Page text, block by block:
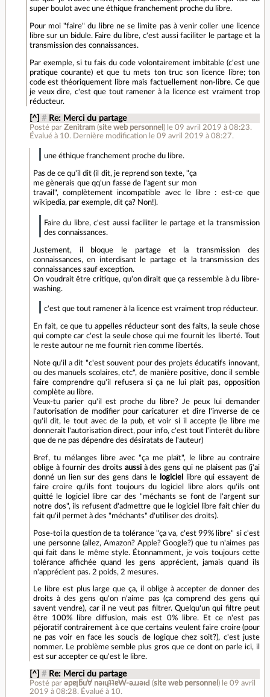
super boulot avec une éthique franchement proche du libre.
Pour moi "faire" du libre ne se limite pas à venir coller une licence
libre sur un bidule. Faire du libre, c'est aussi faciliter le partage et la
transmission des connaissances.
Par exemple, si tu fais du code volontairement imbitable (c'est une
pratique courante) et que tu mets ton truc son licence libre; ton
code est théoriquement libre mais factuellement non-libre. Ce que
je veux dire, c'est que tout ramener à la licence est vraiment trop
réducteur.
[^] # Re: Merci du partage
Posté par Zenitram(site web personnel ) le 09 avril 2019 à 08:23.
Évalué à 10. Dernière modification le 09 avril 2019 à 08:27.
une éthique franchement proche du libre.
Pas de ce qu'il dit (il dit, je reprend son texte, "ça
me gènerais que qq'un fasse de l'agent sur mon
travail", complètement incompatible avec le libre : est-ce que
wikipedia, par exemple, dit ça? Non!).
Faire du libre, c'est aussi faciliter le partage et la transmission
des connaissances.
Justement, il bloque le partage et la transmission des
connaissances, en interdisant le partage et la transmission des
connaissances sauf exception.
On voudrait être critique, qu'on dirait que ça ressemble à du libre-
washing.
c'est que tout ramener à la licence est vraiment trop réducteur.
En fait, ce que tu appelles réducteur sont des faits, la seule chose
qui compte car c'est la seule chose qui me fournit les liberté. Tout
le reste autour ne me fournit rien comme libertés.
Note qu'il a dit "c'est souvent pour des projets éducatifs innovant,
ou des manuels scolaires, etc", de manière positive, donc il semble
faire comprendre qu'il refusera si ça ne lui plait pas, opposition
complète au libre.
Veux-tu parier qu'il est proche du libre? Je peux lui demander
l'autorisation de modifier pour caricaturer et dire l'inverse de ce
qu'il dit, le tout avec de la pub, et voir si il accepte (le libre me
donnerait l'autorisation direct, pour info, c'est tout l'interêt du libre
que de ne pas dépendre des désiratats de l'auteur)
Bref, tu mélanges libre avec "ça me plaît", le libre au contraire
oblige à fournir des droits aussià des gens qui ne plaisent pas (j'ai
donné un lien sur des gens dans le
logiciel
libre qui essayent de
faire croire qu'ils font toujours du logiciel libre alors qu'ils ont
quitté le logiciel libre car des "méchants se font de l'argent sur
notre dos", ils refusent d'admettre que le logiciel libre fait chier du
fait qu'il permet à des "méchants" d'utiliser des droits).
Pose-toi la question de ta tolérance "ça va, c'est 99% libre" si c'est
une personne (allez, Amazon? Apple? Google?) que tu n'aimes pas
qui fait dans le même style. Étonnamment, je vois toujours cette
tolérance affichée quand les gens apprécient, jamais quand ils
n'apprécient pas. 2 poids, 2 mesures.
Le libre est plus large que ça, il oblige à accepter de donner des
droits à des gens qu'on n'aime pas (ça comprend des gens qui
savent vendre), car il ne veut pas filtrer. Quelqu'un qui filtre peut
être 100% libre diffusion, mais est 0% libre. Et ce n'est pas
péjoratif contrairement à ce que certains veulent faire croire (pour
ne pas voir en face les soucis de logique chez soit?), c'est juste
nommer. Le problème semble plus gros que ce dont on parle ici, il
est sur accepter ce qu'est le libre.
[^] # Re: Merci du partage
Posté par ǝpɐןƃu∀ nǝıɥʇʇɐW-ǝɹɹǝıԀ (site web personnel ) le 09 avril
2019 à 08:28. Évalué à 10.